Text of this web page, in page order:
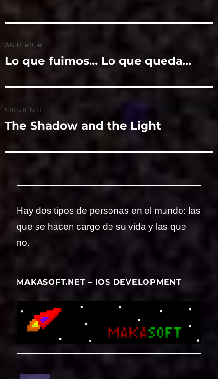
de
entradas
ANTERIOR
Entrada
Lo que fuimos… Lo que queda…
SIGUIENTE
Entrada
The Shadow and the Light
Hay dos tipos de personas en el mundo: las
que se hacen cargo de su vida y las que
no.
MAKASOFT.NET – IOS DEVELOPMENT